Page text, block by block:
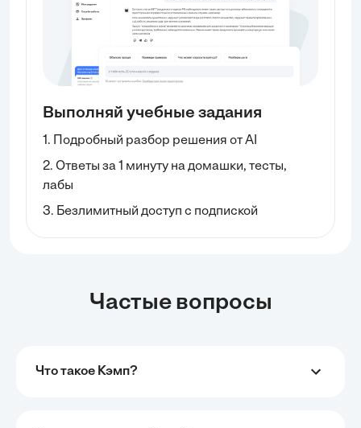
Выполняй учебные задания
1. Подробный разбор решения от AI
2. Ответы за 1 минуту на домашки, тесты,
лабы
3. Безлимитный доступ с подпиской
Частые вопросы
Что такое Кэмп?